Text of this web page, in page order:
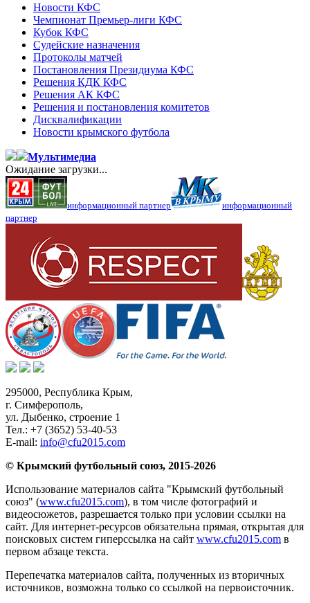
Новости КФС
Чемпионат Премьер-лиги КФС
Кубок КФС
Судейские назначения
Протоколы матчей
Постановления Президиума КФС
Решения КДК КФС
Решения АК КФС
Решения и постановления комитетов
Дисквалификации
Новости крымского футбола
Мультимедиа
Ожидание загрузки...
информационный партнер
информационный
партнер
295000, Республика Крым,
г. Симферополь,
ул. Дыбенко, строение 1
Тел.: +7 (3652) 53-40-53
E-mail: info@cfu2015.com
© Крымский футбольный союз, 2015-2026
Использование материалов сайта "Крымский футбольный
союз" (www.cfu2015.com), в том числе фотографий и
видеосюжетов, разрешается только при условии ссылки на
сайт. Для интернет-ресурсов обязательна прямая, открытая для
поисковых систем гиперссылка на сайт www.cfu2015.com в
первом абзаце текста.
Перепечатка материалов сайта, полученных из вторичных
источников, возможна только со ссылкой на первоисточник.